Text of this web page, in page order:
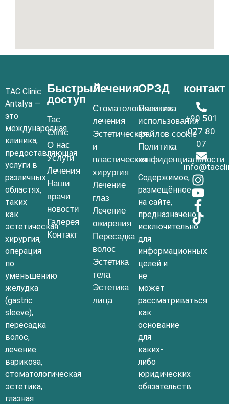
TAC Clinic
Antalya —
это
международная
клиника,
предоставляющая
услуги в
различных
областях,
таких
как
эстетическая
хирургия,
операция
по
уменьшению
желудка
(gastric
sleeve),
пересадка
волос,
лечение
варикоза,
стоматологическая
эстетика,
глазная
Быстрый
доступ
Tac
Clinic
О нас
Услуги
Лечения
Наши
врачи
новости
Галерея
Контакт
Лечения
Стоматологические
лечения
Эстетическая
и
пластическая
хирургия
Лечение
глаз
Лечение
ожирения
Пересадка
волос
Эстетика
тела
Эстетика
лица
ОРЗД
Политика
использования
файлов cookie
Политика
конфиденциальности
Содержимое,
размещённое
на сайте,
предназначено
исключительно
для
информационных
целей и
не
может
рассматриваться
как
основание
для
каких-
либо
юридических
обязательств.
контакт
+90 501
077 80
07